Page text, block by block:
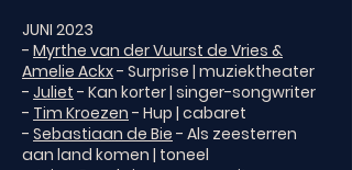
JUNI 2023
- Myrthe van der Vuurst de Vries &
Amelie Ackx- Surprise | muziektheater
- Juliet - Kan korter | singer-songwriter
- Tim Kroezen - Hup | cabaret
- Sebastiaan de Bie - Als zeesterren
aan land komen | toneel